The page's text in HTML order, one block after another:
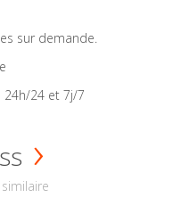
sur demande.
24h/24 et 7j/7